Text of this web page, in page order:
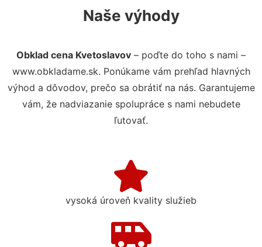
Naše výhody
Obklad cena Kvetoslavov – poďte do toho s nami –
www.obkladame.sk. Ponúkame vám prehľad hlavných
výhod a dôvodov, prečo sa obrátiť na nás. Garantujeme
vám, že nadviazanie spolupráce s nami nebudete
ľutovať.
vysoká úroveň kvality služieb